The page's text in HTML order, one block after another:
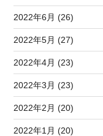
2022年6月 (26)
2022年5月 (27)
2022年4月 (23)
2022年3月 (23)
2022年2月 (20)
2022年1月 (20)